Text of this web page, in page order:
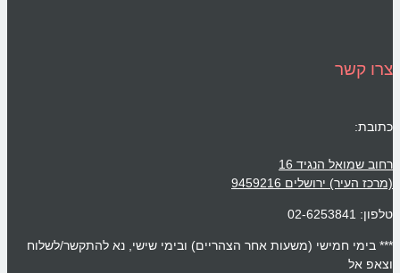
צרו קשר
כתובת:
רחוב שמואל הנגיד 16
(מרכז העיר) ירושלים 9459216
טלפון: 02-6253841
*** בימי חמישי (משעות אחר הצהריים) ובימי שישי, נא להתקשר/לשלוח
וצאפ אל